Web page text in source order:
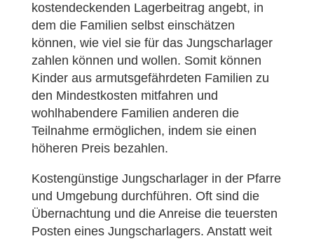
kostendeckenden Lagerbeitrag angebt, in
dem die Familien selbst einschätzen
können, wie viel sie für das Jungscharlager
zahlen können und wollen. Somit können
Kinder aus armutsgefährdeten Familien zu
den Mindestkosten mitfahren und
wohlhabendere Familien anderen die
Teilnahme ermöglichen, indem sie einen
höheren Preis bezahlen.
Kostengünstige Jungscharlager in der Pfarre
und Umgebung durchführen. Oft sind die
Übernachtung und die Anreise die teuersten
Posten eines Jungscharlagers. Anstatt weit